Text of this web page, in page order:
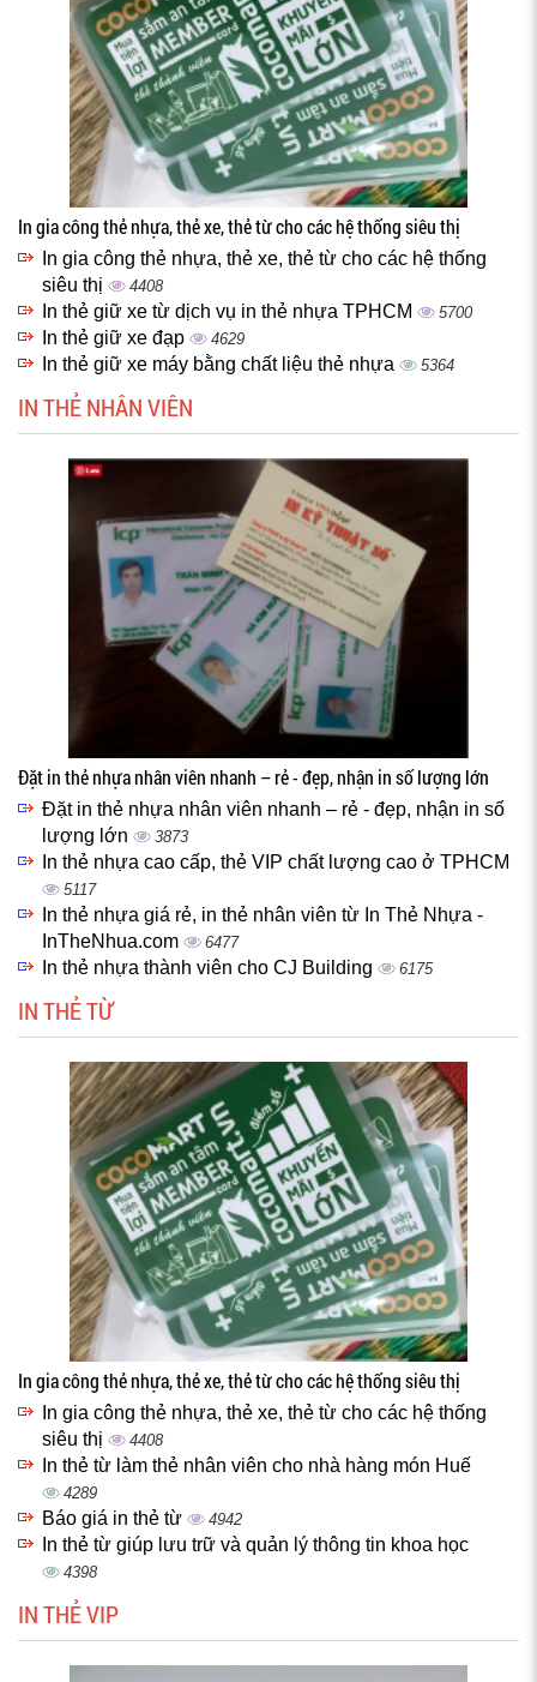
In gia công thẻ nhựa, thẻ xe, thẻ từ cho các hệ thống siêu thị
In gia công thẻ nhựa, thẻ xe, thẻ từ cho các hệ thống
siêu thị
4408
In thẻ giữ xe từ dịch vụ in thẻ nhựa TPHCM 5700
In thẻ giữ xe đạp 4629
In thẻ giữ xe máy bằng chất liệu thẻ nhựa 5364
IN THẺ NHÂN VIÊN
Đặt in thẻ nhựa nhân viên nhanh – rẻ - đẹp, nhận in số lượng lớn
Đặt in thẻ nhựa nhân viên nhanh – rẻ - đẹp, nhận in số
lượng lớn
3873
In thẻ nhựa cao cấp, thẻ VIP chất lượng cao ở TPHCM
5117
In thẻ nhựa giá rẻ, in thẻ nhân viên từ In Thẻ Nhựa -
InTheNhua.com
6477
In thẻ nhựa thành viên cho CJ Building 6175
IN THẺ TỪ
In gia công thẻ nhựa, thẻ xe, thẻ từ cho các hệ thống siêu thị
In gia công thẻ nhựa, thẻ xe, thẻ từ cho các hệ thống
siêu thị
4408
In thẻ từ làm thẻ nhân viên cho nhà hàng món Huế
4289
Báo giá in thẻ từ 4942
In thẻ từ giúp lưu trữ và quản lý thông tin khoa học
4398
IN THẺ VIP